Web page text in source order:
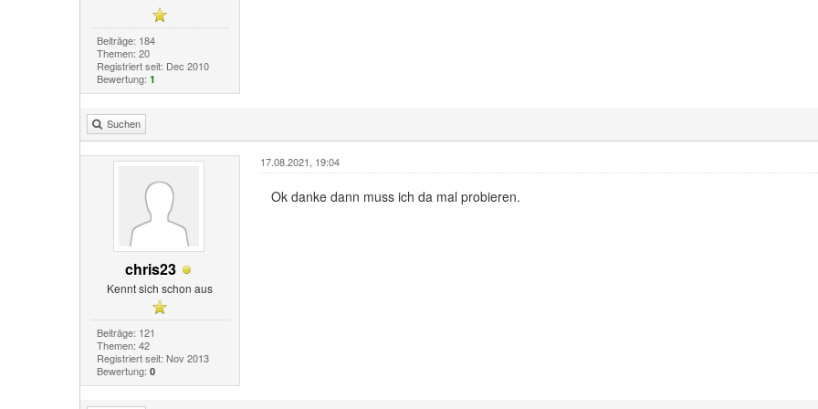
Beiträge: 184
Themen: 20
Registriert seit: Dec 2010
Bewertung: 1
Suchen
chris23
Kennt sich schon aus
Beiträge: 121
Themen: 42
Registriert seit: Nov 2013
Bewertung: 0
17.08.2021, 19:04
Ok danke dann muss ich da mal probieren.